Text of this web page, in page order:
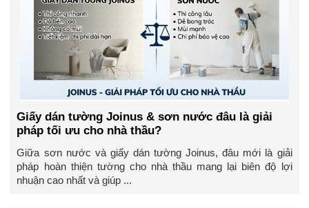
Giấy dán tường Joinus & sơn nước đâu là giải
pháp tối ưu cho nhà thầu?
Giữa sơn nước và giấy dán tường Joinus, đâu mới là giải
pháp hoàn thiện tường cho nhà thầu mang lại biên độ lợi
nhuận cao nhất và giúp ...